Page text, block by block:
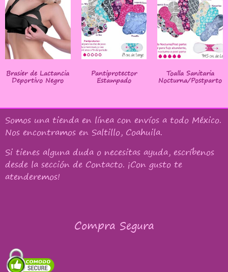
Brasier de Lactancia
Deportivo Negro
Pantiprotector
Estampado
Toalla Sanitaria
Nocturna/Postparto
Somos una tienda en línea con envíos a todo México.
Nos encontramos en Saltillo, Coahuila.
Si tienes alguna duda o necesitas ayuda, escríbenos
desde la sección de Contacto. ¡Con gusto te
atenderemos!
Compra Segura